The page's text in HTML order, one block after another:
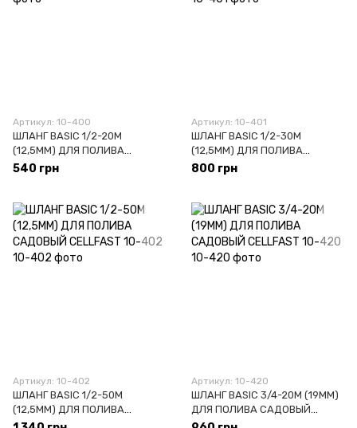
Артикул: 10-400
ШЛАНГ BASIC 1/2-20М
(12,5ММ) ДЛЯ ПОЛИВА
СELLFAST 10-400
540 грн
Артикул: 10-401
ШЛАНГ BASIC 1/2-30М
(12,5ММ) ДЛЯ ПОЛИВА
САДОВЫЙ СELLFAST 10-401
800 грн
Артикул: 10-402
ШЛАНГ BASIC 1/2-50М
(12,5ММ) ДЛЯ ПОЛИВА
САДОВЫЙ СELLFAST 10-402
Артикул: 10-420
ШЛАНГ BASIC 3/4-20М (19ММ)
ДЛЯ ПОЛИВА САДОВЫЙ
СELLFAST 10-420